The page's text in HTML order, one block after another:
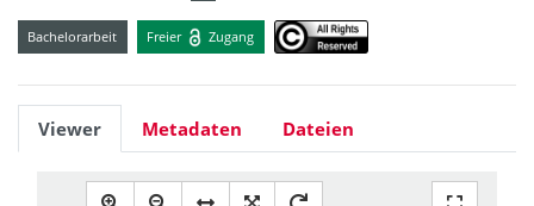
Bachelorarbeit Freier Zugang
Viewer Metadaten Dateien